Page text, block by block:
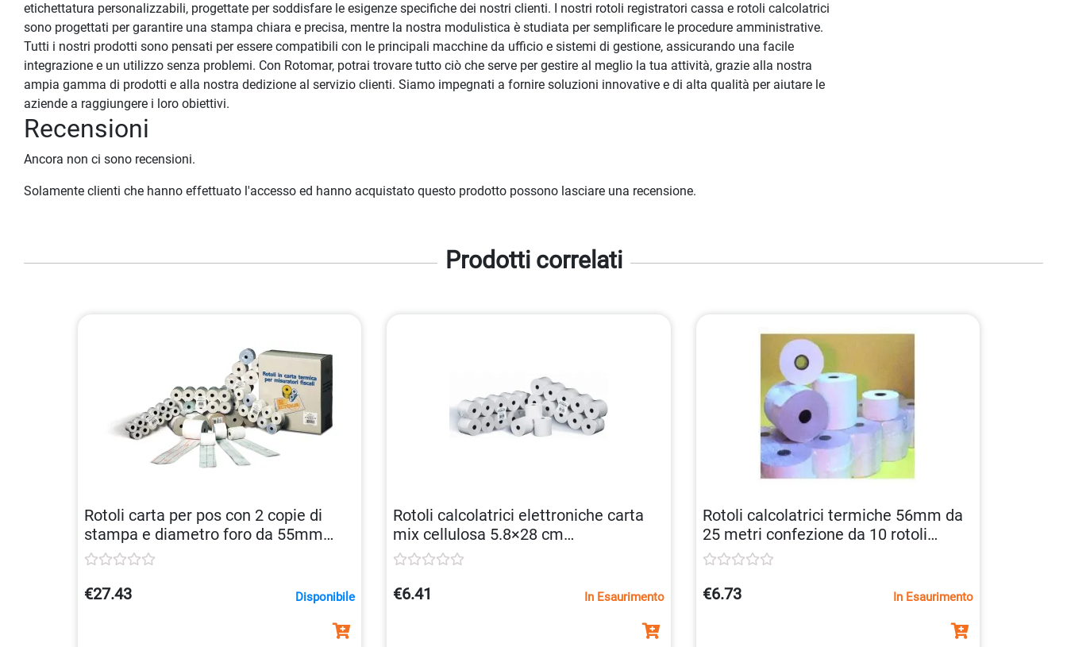
etichettatura personalizzabili, progettate per soddisfare le esigenze specifiche dei nostri clienti. I nostri rotoli registratori cassa e rotoli calcolatrici
sono progettati per garantire una stampa chiara e precisa, mentre la nostra modulistica è studiata per semplificare le procedure amministrative.
Tutti i nostri prodotti sono pensati per essere compatibili con le principali macchine da ufficio e sistemi di gestione, assicurando una facile
integrazione e un utilizzo senza problemi. Con Rotomar, potrai trovare tutto ciò che serve per gestire al meglio la tua attività, grazie alla nostra
ampia gamma di prodotti e alla nostra dedizione al servizio clienti. Siamo impegnati a fornire soluzioni innovative e di alta qualità per aiutare le
aziende a raggiungere i loro obiettivi.
Recensioni
Ancora non ci sono recensioni.
Solamente clienti che hanno effettuato l'accesso ed hanno acquistato questo prodotto possono lasciare una recensione.
Prodotti correlati
Rotoli carta per pos con 2 copie di
stampa e diametro foro da 55mm
8023215070028
€27.43 Disponibile
Rotoli calcolatrici elettroniche carta
mix cellulosa 5.8×28 cm
8023215610231
€6.41 In Esaurimento
Rotoli calcolatrici termiche 56mm da
25 metri confezione da 10 rotoli
8032005625126
€6.73 In Esaurimento